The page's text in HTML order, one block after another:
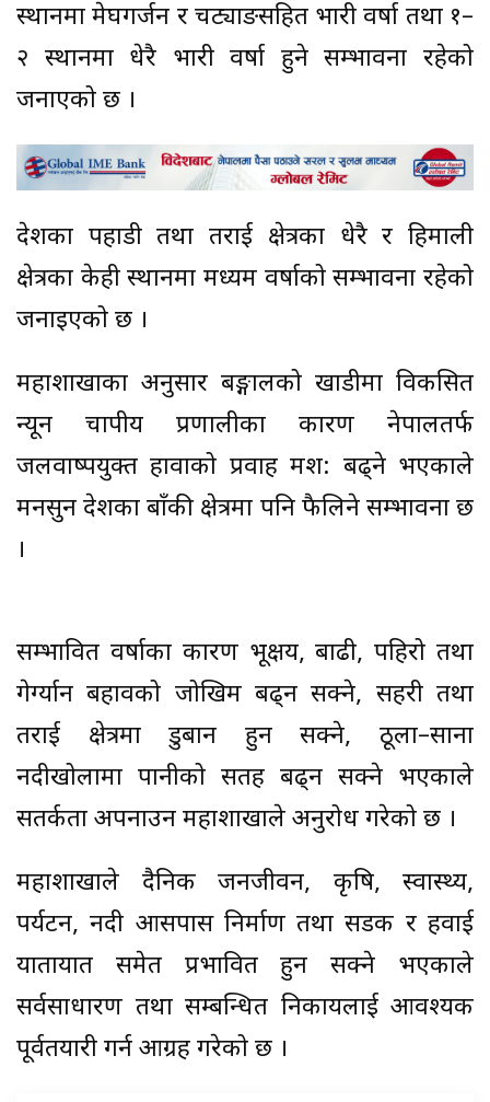
स्थानमा मेघगर्जन र चट्याङसहित भारी वर्षा तथा १–
२ स्थानमा धेरै भारी वर्षा हुने सम्भावना रहेको
जनाएको छ ।
देशका पहाडी तथा तराई क्षेत्रका धेरै र हिमाली
क्षेत्रका केही स्थानमा मध्यम वर्षाको सम्भावना रहेको
जनाइएको छ ।
महाशाखाका अनुसार बङ्गालको खाडीमा विकसित
न्यून चापीय प्रणालीका कारण नेपालतर्फ
जलवाष्पयुक्त हावाको प्रवाह क्रमश: बढ्ने भएकाले
मनसुन देशका बाँकी क्षेत्रमा पनि फैलिने सम्भावना छ
।
सम्भावित वर्षाका कारण भूक्षय, बाढी, पहिरो तथा
गेर्ग्यान बहावको जोखिम बढ्न सक्ने, सहरी तथा
तराई क्षेत्रमा डुबान हुन सक्ने, ठूला–साना
नदीखोलामा पानीको सतह बढ्न सक्ने भएकाले
सतर्कता अपनाउन महाशाखाले अनुरोध गरेको छ ।
महाशाखाले दैनिक जनजीवन, कृषि, स्वास्थ्य,
पर्यटन, नदी आसपास निर्माण तथा सडक र हवाई
यातायात समेत प्रभावित हुन सक्ने भएकाले
सर्वसाधारण तथा सम्बन्धित निकायलाई आवश्यक
पूर्वतयारी गर्न आग्रह गरेको छ ।